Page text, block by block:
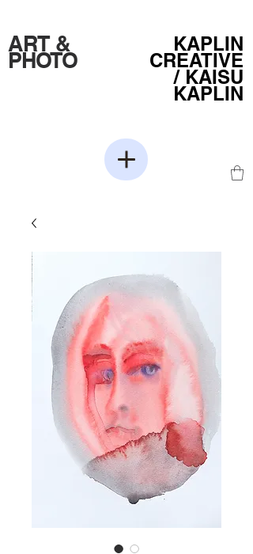
KAPLIN
CREATIVE
/KAISU
KAPLIN
ART &
PHOTO